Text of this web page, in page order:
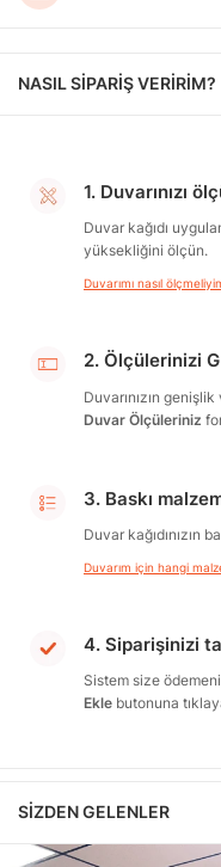
NASIL SİPARİŞ VERİRİM?
1. Duvarınızı
Duvar kağıdı
yüksekliğini ölçün.
Duvarımı nasıl
2. Ölçülerinizi
Duvarınızın
Duvar Ölçüleriniz
3. Baskı
Duvar kağıdınızın
Duvarım için hangi
4. Siparişinizi
Sistem size
Ekle butonuna
SIZDEN GELENLER